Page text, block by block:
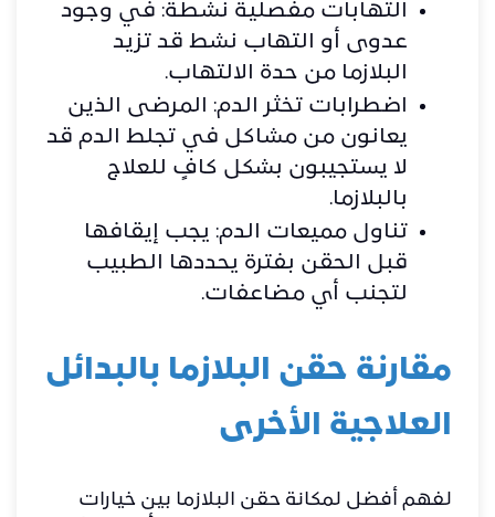
التهابات مفصلية نشطة: في وجود
عدوى أو التهاب نشط قد تزيد
البلازما من حدة الالتهاب.
اضطرابات تخثر الدم: المرضى الذين
يعانون من مشاكل في تجلط الدم قد
لا يستجيبون بشكل كافٍ للعلاج
بالبلازما.
تناول مميعات الدم: يجب إيقافها
قبل الحقن بفترة يحددها الطبيب
لتجنب أي مضاعفات.
مقارنة حقن البلازما بالبدائل
العلاجية الأخرى
لفهم أفضل لمكانة حقن البلازما بين خيارات